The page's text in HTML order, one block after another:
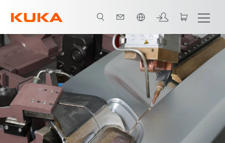
동영상 이점 소프트웨어 솔루션 연락처 브로슈어